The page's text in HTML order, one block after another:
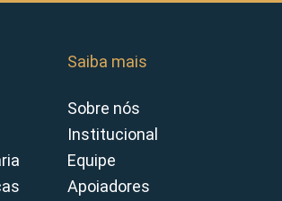
Saiba mais
Sobre nós
Institucional
Equipe
Apoiadores